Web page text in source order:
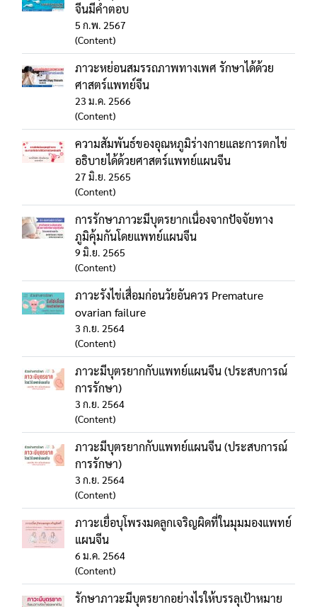
จีนมีคำตอบ
5 ก.พ. 2567
(Content)
ภาวะหย่อนสมรรถภาพทางเพศ รักษาได้ด้วย
ศาสตร์แพทย์จีน
23 ม.ค. 2566
(Content)
ความสัมพันธ์ของอุณหภูมิร่างกายและการตกไข่
อธิบายได้ด้วยศาสตร์แพทย์แผนจีน
27 มิ.ย. 2565
(Content)
การรักษาภาวะมีบุตรยากเนื่องจากปัจจัยทาง
ภูมิคุ้มกันโดยแพทย์แผนจีน
9 มิ.ย. 2565
(Content)
ภาวะรังไข่เสื่อมก่อนวัยอันควร Premature
ovarian failure
3 ก.ย. 2564
(Content)
ภาวะมีบุตรยากกับแพทย์แผนจีน (ประสบการณ์
การรักษา)
3 ก.ย. 2564
(Content)
ภาวะมีบุตรยากกับแพทย์แผนจีน (ประสบการณ์
การรักษา)
3 ก.ย. 2564
(Content)
ภาวะเยื่อบุโพรงมดลูกเจริญผิดที่ในมุมมองแพทย์
แผนจีน
6 ม.ค. 2564
(Content)
รักษาภาวะมีบุตรยากอย่างไรให้บรรลุเป้าหมาย